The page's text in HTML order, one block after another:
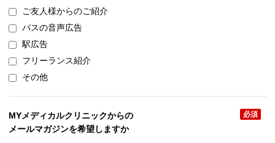
ご友人様からのご紹介
バスの音声広告
駅広告
フリーランス紹介
その他
MYメディカルクリニックからの
メールマガジンを希望しますか
必須